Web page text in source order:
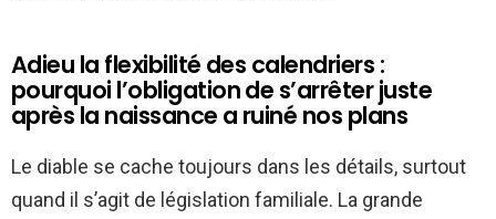
Adieu la flexibilité des calendriers :
pourquoi l’obligation de s’arrêter juste
après la naissance a ruiné nos plans
Le diable se cache toujours dans les détails, surtout
quand il s’agit de législation familiale. La grande